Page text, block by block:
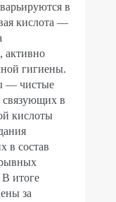
в
кислота —
активно
гигиены.
— чистые
в
кислоты
в состав
итоге
за